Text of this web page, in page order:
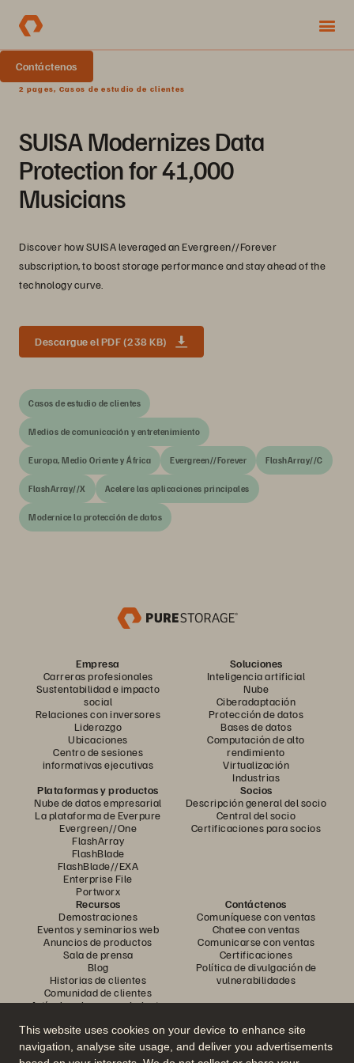
This website uses cookies on your device to enhance site
navigation, analyse site usage, and deliver you advertisements
Contáctenos
2 pages, Casos de estudio de clientes
SUISA Modernizes Data
Protection for 41,000
Musicians
Discover how SUISA leveraged an Evergreen//Forever
subscription, to boost storage performance and stay ahead of the
technology curve.
Descargue el PDF (238 KB)
Casos de estudio de clientes
Medios de comunicación y entretenimiento
Europa, Medio Oriente y África Evergreen//Forever FlashArray//C
FlashArray//X Acelere las aplicaciones principales
Modernice la protección de datos
Empresa
Carreras profesionales
Sustentabilidad e impacto
social
Relaciones con inversores
Liderazgo
Ubicaciones
Centro de sesiones
informativas ejecutivas
Soluciones
Inteligencia artificial
Nube
Ciberadaptación
Protección de datos
Bases de datos
Computación de alto
rendimiento
Virtualización
Industrias
Plataformas y productos
Nube de datos empresarial
La plataforma de Everpure
Evergreen//One
FlashArray
FlashBlade
FlashBlade//EXA
Enterprise File
Portworx
Socios
Descripción general del socio
Central del socio
Certificaciones para socios
Recursos
Demostraciones
Eventos y seminarios web
Anuncios de productos
Sala de prensa
Blog
Historias de clientes
Comunidad de clientes
Artículo sobre conocimiento
Contáctenos
Comuníquese con ventas
Chatee con ventas
Comunicarse con ventas
Certificaciones
Política de divulgación de
vulnerabilidades
Únase a la conversación